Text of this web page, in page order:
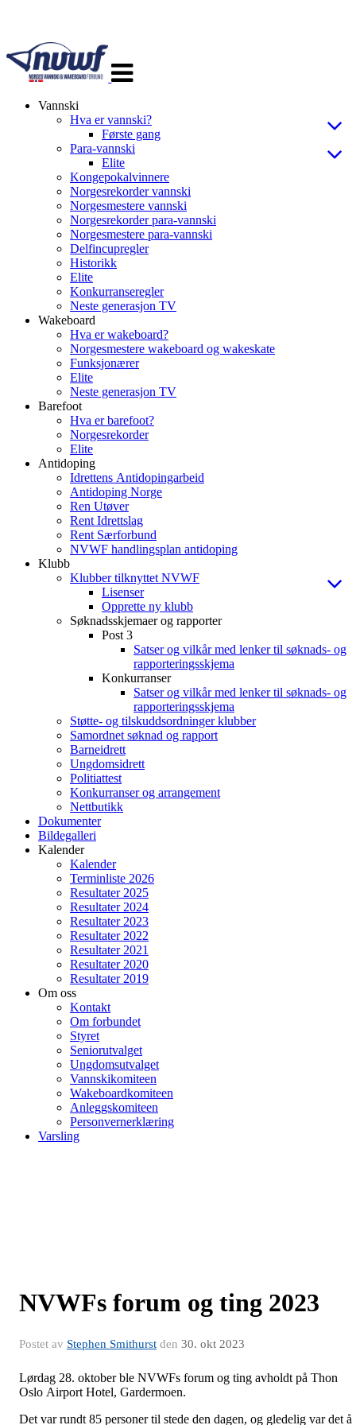
navigasjon
Vannski
Hva er vannski?
Første gang
Para-vannski
Elite
Kongepokalvinnere
Norgesrekorder vannski
Norgesmestere vannski
Norgesrekorder para-vannski
Norgesmestere para-vannski
Delfincupregler
Historikk
Elite
Konkurranseregler
Neste generasjon TV
Wakeboard
Hva er wakeboard?
Norgesmestere wakeboard og wakeskate
Funksjonærer
Elite
Neste generasjon TV
Barefoot
Hva er barefoot?
Norgesrekorder
Elite
Antidoping
Idrettens Antidopingarbeid
Antidoping Norge
Ren Utøver
Rent Idrettslag
Rent Særforbund
NVWF handlingsplan antidoping
Klubb
Klubber tilknyttet NVWF
Lisenser
Opprette ny klubb
Søknadsskjemaer og rapporter
Post 3
Satser og vilkår med lenker til søknads- og
rapporteringsskjema
Konkurranser
Satser og vilkår med lenker til søknads- og
rapporteringsskjema
Støtte- og tilskuddsordninger klubber
Samordnet søknad og rapport
Barneidrett
Ungdomsidrett
Politiattest
Konkurranser og arrangement
Nettbutikk
Dokumenter
Bildegalleri
Kalender
Kalender
Terminliste 2026
Resultater 2025
Resultater 2024
Resultater 2023
Resultater 2022
Resultater 2021
Resultater 2020
Resultater 2019
Om oss
Kontakt
Om forbundet
Styret
Seniorutvalget
Ungdomsutvalget
Vannskikomiteen
Wakeboardkomiteen
Anleggskomiteen
Personvernerklæring
Varsling
NVWFs forum og ting 2023
Postet av Stephen Smithurst den 30. okt 2023
Lørdag 28. oktober ble NVWFs forum og ting avholdt på Thon
Oslo Airport Hotel, Gardermoen.
Det var rundt 85 personer til stede den dagen, og gledelig var det å